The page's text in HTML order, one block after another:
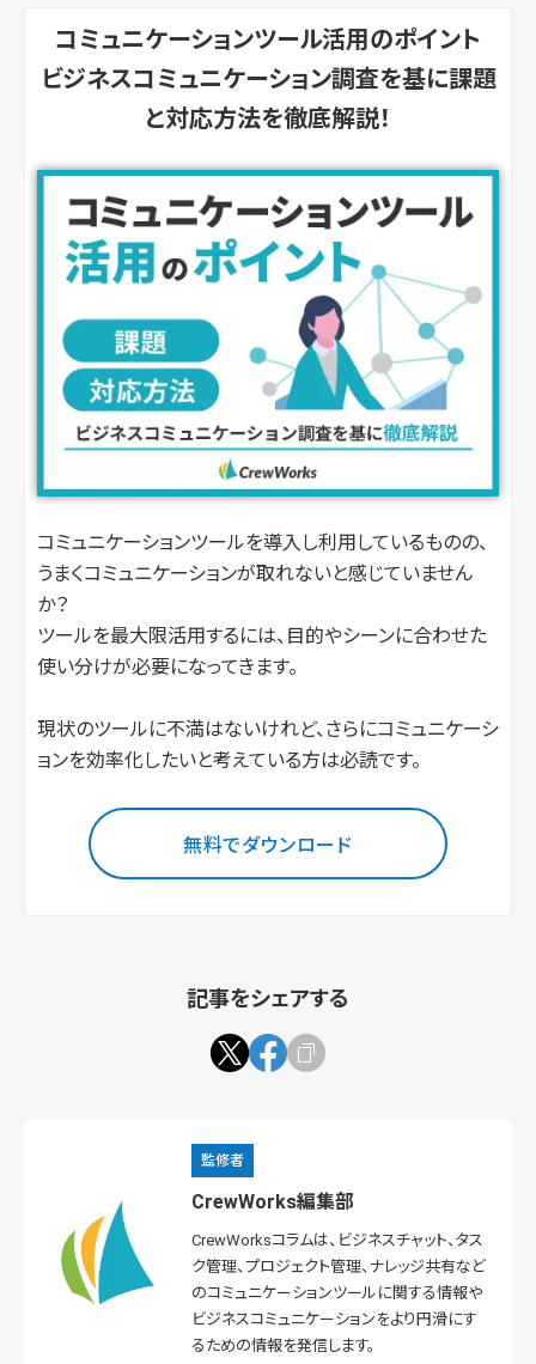
コミュニケーションツール活用のポイント
ビジネスコミュニケーション調査を基に課題
と対応方法を徹底解説！
コミュニケーションツールを導入し利用しているものの、
うまくコミュニケーションが取れないと感じていません
か？
ツールを最大限活用するには、目的やシーンに合わせた
使い分けが必要になってきます。
現状のツールに不満はないけれど、さらにコミュニケーシ
ョンを効率化したいと考えている方は必読です。
無料でダウンロード
記事をシェアする
監修者
CrewWorks編集部
CrewWorksコラムは、ビジネスチャット、タス
ク管理、プロジェクト管理、ナレッジ共有など
のコミュニケーションツールに関する情報や
ビジネスコミュニケーションをより円滑にす
るための情報を発信します。